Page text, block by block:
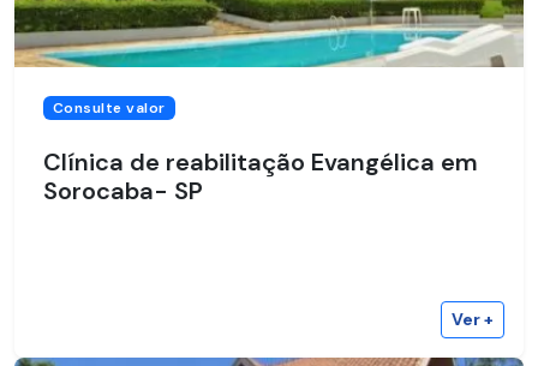
Consulte valor
Clínica de reabilitação Evangélica em
Sorocaba- SP
Ver +